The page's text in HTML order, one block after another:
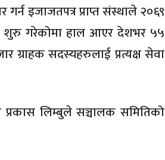
इजाजतपत्र प्राप्त संस्थाले २०६९
शुरु गरेकोमा हाल आएर देशभर ५५
ग्राहक सदस्यहरुलाई प्रत्यक्ष सेवा
लिम्बुले सञ्चालक समितिको